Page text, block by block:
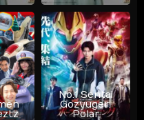
No.1 Sentai
Gozyuger:
Polar